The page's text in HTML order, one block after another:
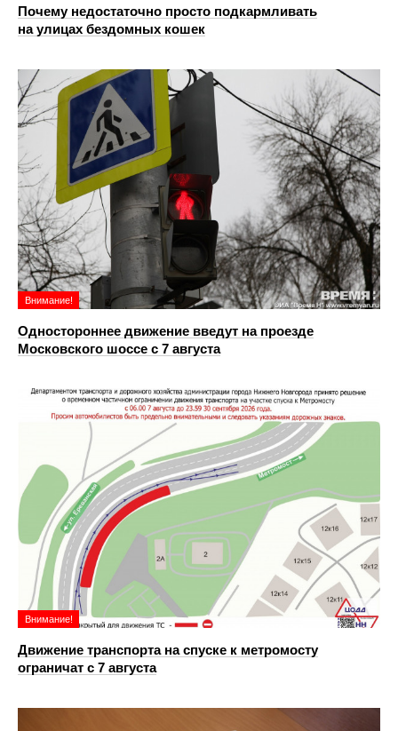
Почему недостаточно просто подкармливать
на улицах бездомных кошек
Внимание!
Одностороннее движение введут на проезде
Московского шоссе с 7 августа
Внимание!
Движение транспорта на спуске к метромосту
ограничат с 7 августа